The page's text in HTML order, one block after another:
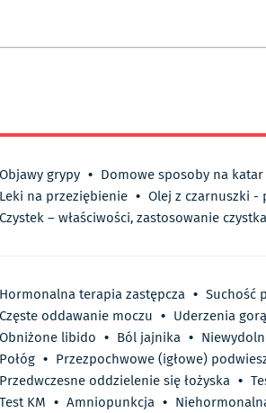
Objawy grypy • Domowe sposoby na katar
Leki na przeziębienie • Olej z czarnuszki -
Czystek – właściwości, zastosowanie czystka
Hormonalna terapia zastępcza • Suchość
Częste oddawanie moczu • Uderzenia
Obniżone libido • Ból jajnika •
Połóg • Przezpochwowe (igłowe)
Przedwczesne oddzielenie się łożyska •
Test KM • Amniopunkcja •